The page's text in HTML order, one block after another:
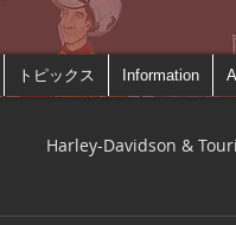
トピックス Information
Harley-Davidson &